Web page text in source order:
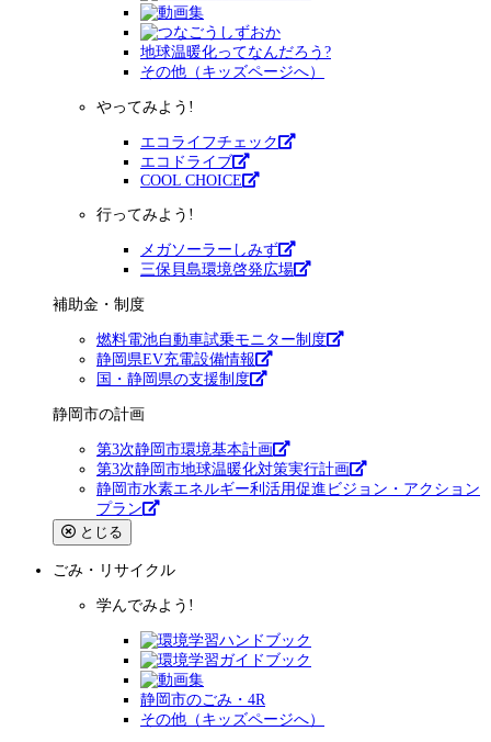
地球温暖化ってなんだろう?
その他（キッズページへ）
やってみよう!
エコライフチェック
エコドライブ
COOL CHOICE
行ってみよう!
メガソーラーしみず
三保貝島環境啓発広場
補助金・制度
燃料電池自動車試乗モニター制度
静岡県EV充電設備情報
国・静岡県の支援制度
静岡市の計画
第3次静岡市環境基本計画
第3次静岡市地球温暖化対策実行計画
静岡市水素エネルギー利活用促進ビジョン・アクション
プラン
とじる
ごみ・リサイクル
学んでみよう!
静岡市のごみ・4R
その他（キッズページへ）